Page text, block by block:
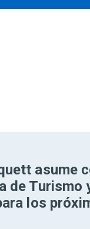
asume
de Turismo
los